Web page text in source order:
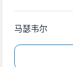
马瑟韦尔